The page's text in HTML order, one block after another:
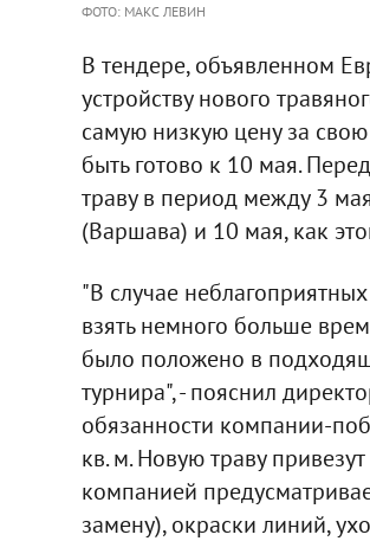
ФОТО: МАКС ЛЕВИН
В тендере, объявленном
устройству нового
самую низкую цену за
быть готово к 10 мая.
траву в период между 3
(Варшава) и 10 мая, как
"В случае
взять немного больше
было положено в
турнира", - пояснил
обязанности компании-
кв. м. Новую траву
компанией
замену), окраски линий,